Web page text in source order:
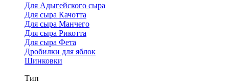
Для Адыгейского сыра
Для сыра Качотта
Для сыра Манчего
Для сыра Рикотта
Для сыра Фета
Дробилки для яблок
Шинковки
Тип